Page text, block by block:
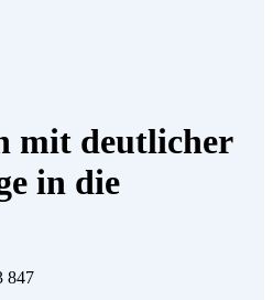
mit deutlicher
in die
847